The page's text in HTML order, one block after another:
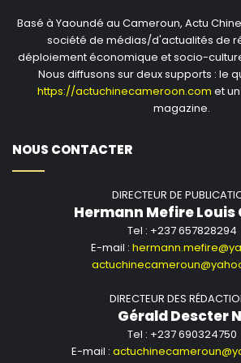
l’apparition de la COVID-19 et
important au renforcement
africaines dans la lutte contre
parties réaffirment leur soutien à
droits de propriété intellectuelle
production conjointe de vaccins
coopérations sur la lutte contre la
achever dans les meilleurs
du siège du CDC Afrique et à
la coopération sur la prévention
maladies infectieuses. La partie
comprend et soutient la politique
dynamique de la partie chinoise.
Les deux parties notent que le
un nombre croissant de défis
Basé à Yaoundé au Cameroun, Actu
société de médias/d'actualités de
déploiement économique et socio-
Nous diffusons sur deux supports : le
https://actuchinecameroon.com et
magazine.
NOUS CONTACTER
DIRECTEUR DE
Hermann Mefire Louis
Tel : +237 657828294
E-mail :
DIRECTEUR DES
Gérald Descter
Tel : +237 690324750
E-mail :